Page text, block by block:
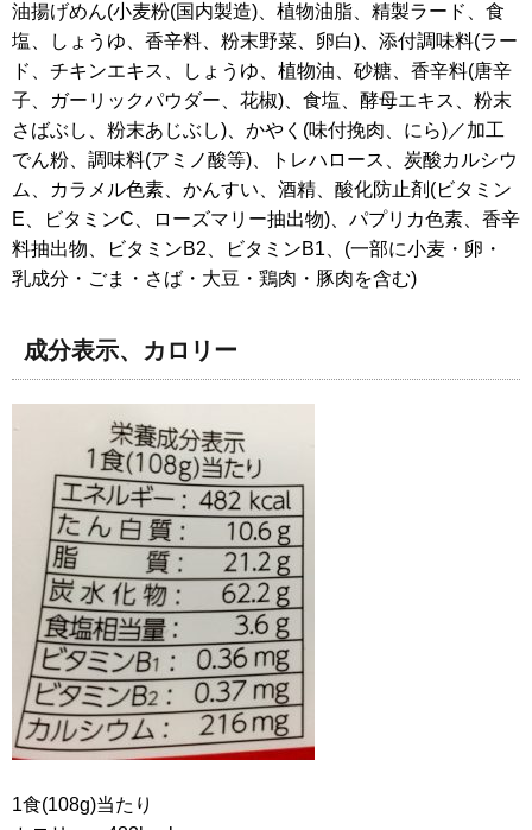
油揚げめん(小麦粉(国内製造)、植物油脂、精製ラード、食
塩、しょうゆ、香辛料、粉末野菜、卵白)、添付調味料(ラー
ド、チキンエキス、しょうゆ、植物油、砂糖、香辛料(唐辛
子、ガーリックパウダー、花椒)、食塩、酵母エキス、粉末
さばぶし、粉末あじぶし)、かやく(味付挽肉、にら)／加工
でん粉、調味料(アミノ酸等)、トレハロース、炭酸カルシウ
ム、カラメル色素、かんすい、酒精、酸化防止剤(ビタミン
E、ビタミンC、ローズマリー抽出物)、パプリカ色素、香辛
料抽出物、ビタミンB2、ビタミンB1、(一部に小麦・卵・
乳成分・ごま・さば・大豆・鶏肉・豚肉を含む)
成分表示、カロリー
1食(108g)当たり